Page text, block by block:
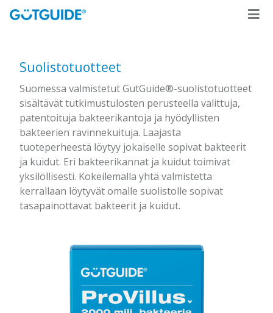
Suolistotuotteet
Suomessa valmistetut GutGuide®-suolistotuotteet
sisältävät tutkimustulosten perusteella valittuja,
patentoituja bakteerikantoja ja hyödyllisten
bakteerien ravinnekuituja. Laajasta
tuoteperheestä löytyy jokaiselle sopivat bakteerit
ja kuidut. Eri bakteerikannat ja kuidut toimivat
yksilöllisesti. Kokeilemalla yhtä valmistetta
kerrallaan löytyvät omalle suolistolle sopivat
tasapainottavat bakteerit ja kuidut.